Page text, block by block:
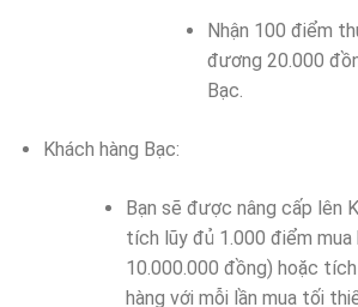
Nhận 100 điểm
đương 20.000
Bạc.
Khách hàng Bạc:
Bạn sẽ được nâng cấp lên
tích lũy đủ 1.000 điểm
10.000.000 đồng) hoặc
hàng với mỗi lần mua tối